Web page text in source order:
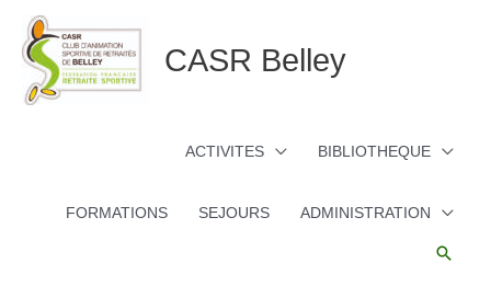
contenu
CASR Belley
ACTIVITES BIBLIOTHEQUE
FORMATIONS SEJOURS ADMINISTRATION